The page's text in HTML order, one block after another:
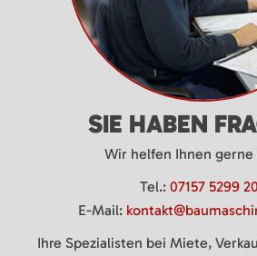
SIE HABEN
Wir helfen Ihnen
Tel.: 07157 5299
E-Mail:
Ihre Spezialisten bei Miete,